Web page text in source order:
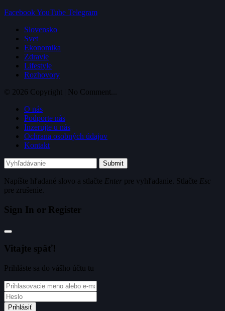
FacebookYouTube Telegram
Slovensko
Svet
Ekonomika
Zdravie
Lifestyle
Rozhovory
© 2026 Copyright | No Comment...
O nás
Podporte nás
Inzerujte u nás
Ochrana osobných údajov
Kontakt
Submit
Napíšte hľadané slovo a stlačte Enter pre vyhľadanie. Stlačte Esc
pre zrušenie.
Sign In or Register
Vitajte späť!
Prihláste sa do vášho účtu tu
Prihlásiť